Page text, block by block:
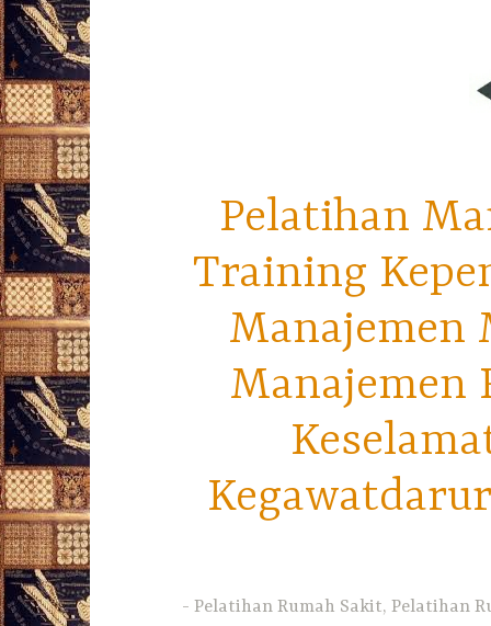
Pelatihan
Training
Manajemen
Manajemen
Pelatihan Rumah Sakit, Pelatihan